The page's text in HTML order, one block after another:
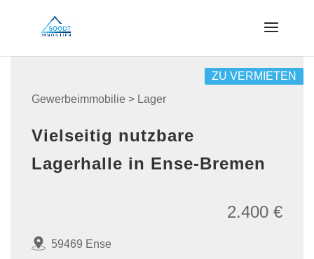
Gewerbeimmobilie > Lager
ZU VERMIETEN
Vielseitig nutzbare
Lagerhalle in Ense-Bremen
59469 Ense
2.400 €